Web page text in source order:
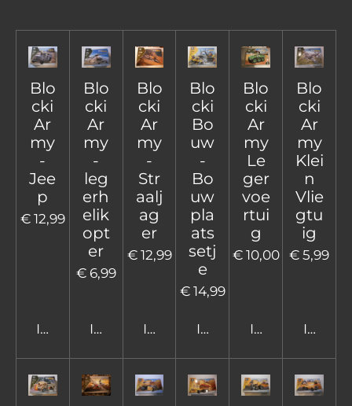
Blo
cki
Ar
my
-
Jee
p
€ 12,99
In winkelwagen
Blo
cki
Ar
my
-
leg
erh
elik
opt
er
€ 6,99
In winkelwagen
Blo
cki
Ar
my
-
Str
aalj
ag
er
€ 12,99
In winkelwagen
Blo
cki
Bo
uw
-
Bo
uw
pla
ats
setj
e
€ 14,99
In winkelwagen
Blo
cki
Ar
my
Le
ger
voe
rtui
g
€ 10,00
In
Blo
cki
Ar
my
Klei
n
Vlie
gtu
ig
€ 5,99
In